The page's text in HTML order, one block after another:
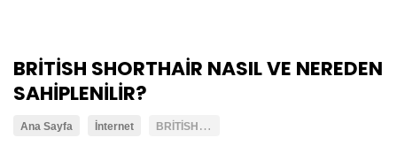
BRİTİSH SHORTHAİR NASIL VE NEREDEN
SAHİPLENİLİR?
Ana Sayfa İnternet B
RİTİSH SHORTHAİR NASIL VE NEREDEN SAHİPLENİLİR?